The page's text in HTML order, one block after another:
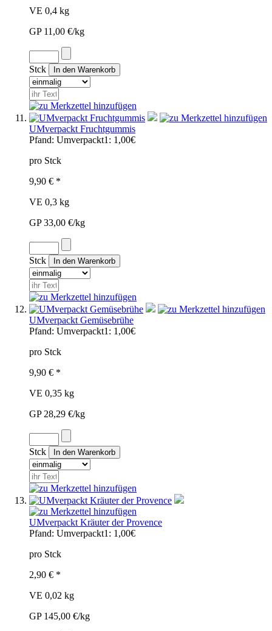
VE 0,4 kg
GP 11,00 €/kg
Stck
UMverpackt Fruchtgummis
Pfand: Umverpackt1: 1,00€
pro Stck
9,90 € *
VE 0,3 kg
GP 33,00 €/kg
Stck
UMverpackt Gemüsebrühe
Pfand: Umverpackt1: 1,00€
pro Stck
9,90 € *
VE 0,35 kg
GP 28,29 €/kg
Stck
UMverpackt Kräuter der Provence
Pfand: Umverpackt1: 1,00€
pro Stck
2,90 € *
VE 0,02 kg
GP 145,00 €/kg